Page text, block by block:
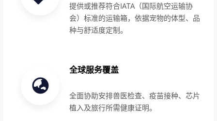
提供或推荐符合IATA（国际航空运输协
会）标准的运输箱，依据宠物的体型、品
种与舒适度定制。
全球服务覆盖
全面协助安排兽医检查、疫苗接种、芯片
植入及旅行所需健康证明。